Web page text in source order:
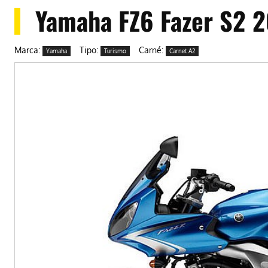
Yamaha FZ6 Fazer S2
Marca: Yamaha Tipo: Turismo Carné: Carnet A2